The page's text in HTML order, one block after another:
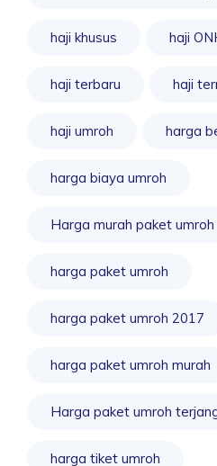
haji khusus haji
haji terbaru haji
haji umroh harga
harga biaya umroh
Harga murah paket umroh
harga paket umroh
harga paket umroh 2017
harga paket umroh murah
Harga paket umroh
harga tiket umroh